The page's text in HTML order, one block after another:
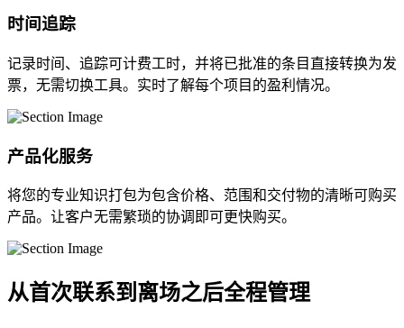
时间追踪
记录时间、追踪可计费工时，并将已批准的条目直接转换为发
票，无需切换工具。实时了解每个项目的盈利情况。
产品化服务
将您的专业知识打包为包含价格、范围和交付物的清晰可购买
产品。让客户无需繁琐的协调即可更快购买。
从首次联系到离场之后全程管理